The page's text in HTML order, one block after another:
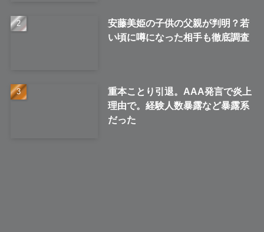
安藤美姫の子供の父親が判明？若
い頃に噂になった相手も徹底調査
重本ことり引退。AAA発言で炎上
理由で。経験人数暴露など暴露系
だった